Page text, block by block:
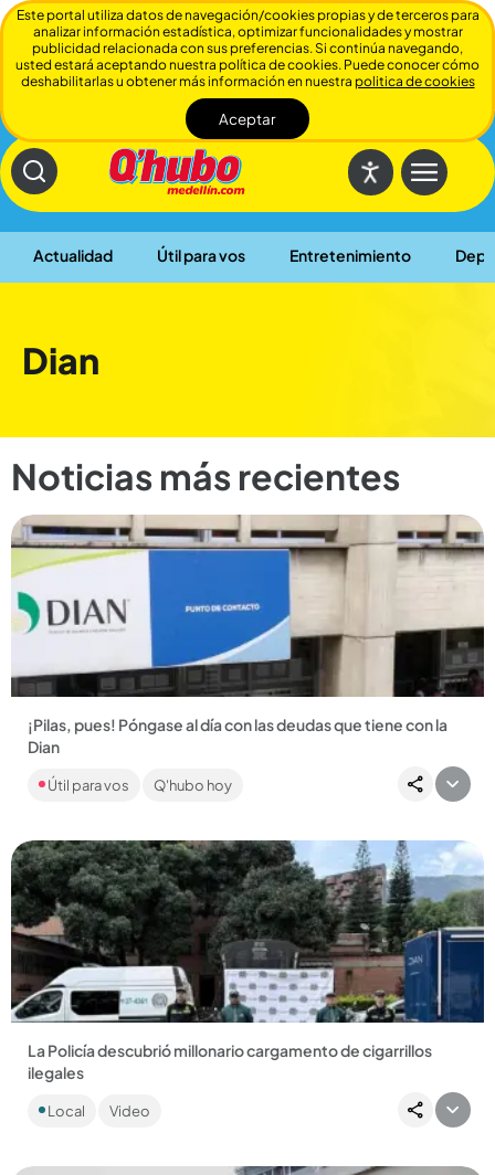
Actualidad Útil para vos Entretenimiento
Cerrar
Dian
Noticias más recientes
¡Pilas, pues! Póngase al día con las deudas que tiene con la
Dian
contribuyentes con obligaciones tributarias, aduaneras y
Útil para vos Q'hubo hoy
Compartir Noticia
La Policía descubrió millonario cargamento de cigarrillos
ilegales
ubicada en el barrio San Bernardo, en Belén. ...
Local Video
Este portal utiliza datos de navegación/cookies propias y de terceros para
analizar información estadística, optimizar funcionalidades y mostrar
publicidad relacionada con sus preferencias. Si continúa navegando,
usted estará aceptando nuestra política de cookies. Puede conocer cómo
deshabilitarlas u obtener más información en nuestra politica de cookies
Aceptar